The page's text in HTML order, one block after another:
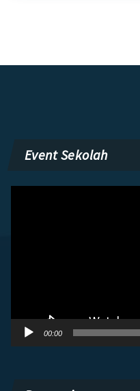
Event Sekolah
00:00